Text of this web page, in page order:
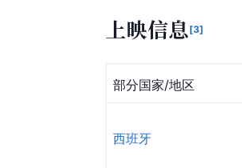
上映信息[3]
部分国家/地区
西班牙